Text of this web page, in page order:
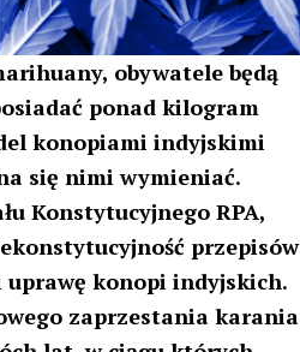
obywatele będą
ponad kilogram
konopiami indyjskimi
się nimi wymieniać.
Konstytucyjnego RPA,
przepisów
uprawę konopi indyjskich.
zaprzestania karania